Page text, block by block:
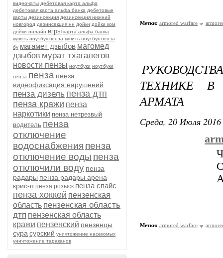
видеочаты дебетовая карта альфа
дебетовая карта альфа банка дебетовые
карты дезинсекция дезинсекция нижний
новгород дезинсекция нн дойки дойки ком
дойки онлайн игры карта альфа банка
купить ноутбук пенза купить ноутбук пенза
бу магамет дзыбов магомед
дзыбов мурат тхагалегов
новости пензы ноутбуки ноутбуки
пенза пенза пенза
видеофиксация нарушений
пенза дизель пенза дтп
пенза кражи пенза
наркотики пенза нетрезвый
водитель пенза
отключение
водоснабжения пенза
отключение воды пенза
отключили воду пенза
радары пенза радары арена
крис-п пенза розыск пенза спайс
пенза хоккей пензенская
область пензенская область
дтп пензенская область
кражи пензенский пензенцы
сура сурский уничтожение насекомых
уничтожение тараканов
Метки: armored warfare
ТЕХНИКЕ В
АРМАТА
Среда, 20 Июля
Метки: armored warfare